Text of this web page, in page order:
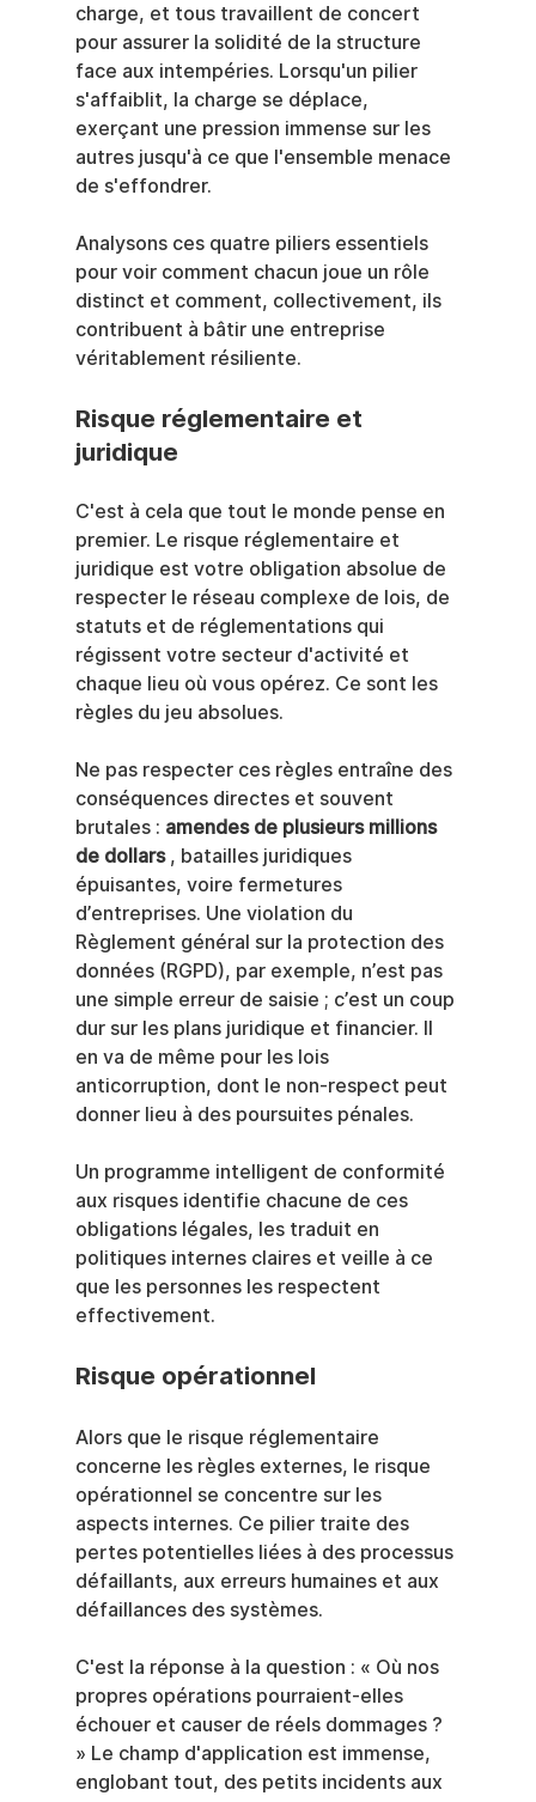
charge, et tous travaillent de concert
pour assurer la solidité de la structure
face aux intempéries. Lorsqu'un pilier
s'affaiblit, la charge se déplace,
exerçant une pression immense sur les
autres jusqu'à ce que l'ensemble menace
de s'effondrer.
Analysons ces quatre piliers essentiels
pour voir comment chacun joue un rôle
distinct et comment, collectivement, ils
contribuent à bâtir une entreprise
véritablement résiliente.
Risque réglementaire et
juridique
C'est à cela que tout le monde pense en
premier. Le risque réglementaire et
juridique est votre obligation absolue de
respecter le réseau complexe de lois, de
statuts et de réglementations qui
régissent votre secteur d'activité et
chaque lieu où vous opérez. Ce sont les
règles du jeu absolues.
Ne pas respecter ces règles entraîne des
conséquences directes et souvent
brutales : amendes de plusieurs millions
de dollars , batailles juridiques
épuisantes, voire fermetures
d’entreprises. Une violation du
Règlement général sur la protection des
données (RGPD), par exemple, n’est pas
une simple erreur de saisie ; c’est un coup
dur sur les plans juridique et financier. Il
en va de même pour les lois
anticorruption, dont le non-respect peut
donner lieu à des poursuites pénales.
Un programme intelligent de conformité
aux risques identifie chacune de ces
obligations légales, les traduit en
politiques internes claires et veille à ce
que les personnes les respectent
effectivement.
Risque opérationnel
Alors que le risque réglementaire
concerne les règles externes, le risque
opérationnel se concentre sur les
aspects internes. Ce pilier traite des
pertes potentielles liées à des processus
défaillants, aux erreurs humaines et aux
défaillances des systèmes.
C'est la réponse à la question : « Où nos
propres opérations pourraient-elles
échouer et causer de réels dommages ?
» Le champ d'application est immense,
englobant tout, des petits incidents aux